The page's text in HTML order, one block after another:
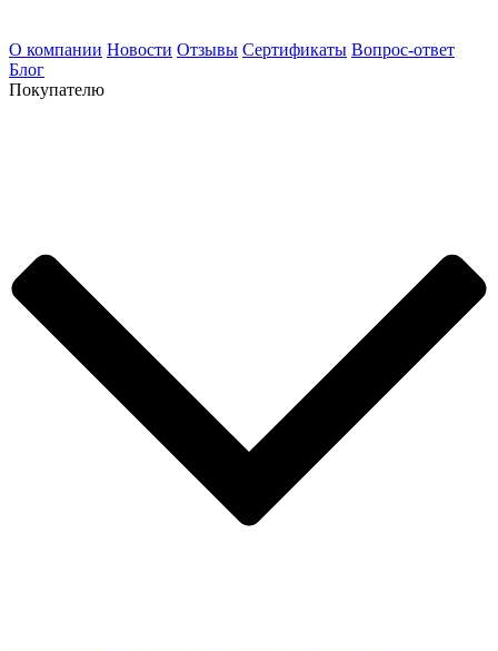
О компании Новости Отзывы Сертификаты Вопрос-ответ
Блог
Покупателю